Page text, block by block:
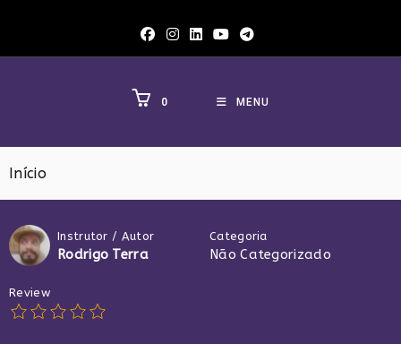
0 MENU
Início
Instrutor / Autor
Rodrigo Terra
Categoria
Não Categorizado
Review